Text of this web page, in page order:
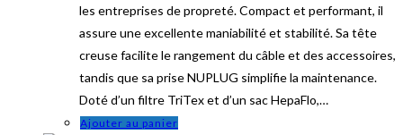
les entreprises de propreté. Compact et performant, il
assure une excellente maniabilité et stabilité. Sa tête
creuse facilite le rangement du câble et des accessoires,
tandis que sa prise NUPLUG simplifie la maintenance.
Doté d’un filtre TriTex et d’un sac HepaFlo,…
Ajouter au panier